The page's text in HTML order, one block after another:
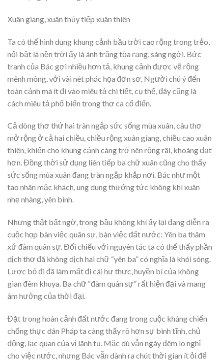
Xuân giang, xuân thủy tiếp xuân thiên
Ta có thể hình dung khung cảnh bầu trời cao rộng trong trẻo,
nổi bật là nền trời ấy là ánh trăng tỏa rạng, sáng ngời. Bức
tranh của Bác gợi nhiều hơn tả, khung cảnh được vẽ rộng
mênh mông, với vài nét phác họa đơn sơ, Người chú ý đến
toàn cảnh mà ít đi vào miêu tả chi tiết, cụ thể, đây cũng là
cách miêu tả phổ biến trong thơ ca cổ điển.
Cả dòng thơ thứ hai tràn ngập sức sống mùa xuân, câu thơ
mở rộng ở cả hai chiều, chiều rộng xuân giang, chiều cao xuân
thiên, khiến cho khung cảnh càng trở nên rộng rãi, khoáng đạt
hơn. Đồng thời sử dụng liên tiếp ba chữ xuân cũng cho thấy
sức sống mùa xuân đang tràn ngập khắp nơi. Bác như một
tao nhân mặc khách, ung dung thưởng tức không khí xuân
nhẹ nhàng, yên bình.
Nhưng thật bất ngờ, trong bầu không khí ấy lại đang diễn ra
cuộc họp bàn việc quân sự, bàn việc đất nước: Yên ba thâm
xứ đàm quân sự. Đối chiếu với nguyên tác ta có thể thấy phần
dịch thơ đã không dịch hai chữ “yên ba” có nghĩa là khói sóng.
Lược bỏ đi đã làm mất đi cái hư thực, huyền bí của không
gian đêm khuya. Ba chữ “đàm quân sự” rất hiện đại và mang
âm hưởng của thời đại.
Đặt trong hoàn cảnh đất nước đang trong cuộc kháng chiến
chống thực dân Pháp ta càng thấy rõ hơn sự bình tĩnh, chủ
động, lạc quan của vị lãnh tụ. Mặc dù vẫn ngày đêm lo nghĩ
cho việc nước, nhưng Bác vẫn dành ra chút thời gian ít ỏi để